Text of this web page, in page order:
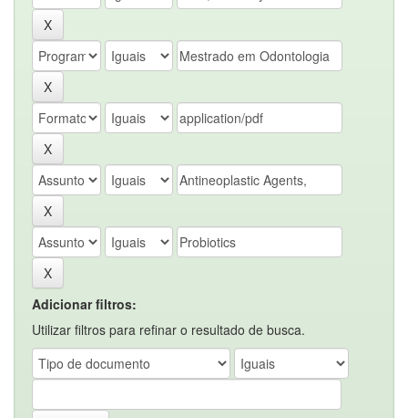
Adicionar filtros:
Utilizar filtros para refinar o resultado de busca.